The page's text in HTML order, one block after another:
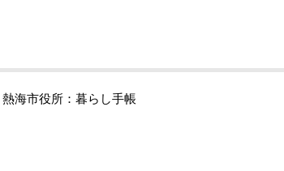
熱海市役所：暮らし手帳